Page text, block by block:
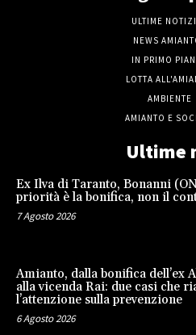
ULTIME
NEWS
IN PRIMO
LOTTA
AMBIENTE
AMIANTO E
Ultime
Ex Ilva di Taranto, Bonanni
priorità è la bonifica, non il
7 Agosto 2026
Amianto, dalla bonifica dell’ex
alla vicenda Rai: due casi che
l’attenzione sulla prevenzione
6 Agosto 2026